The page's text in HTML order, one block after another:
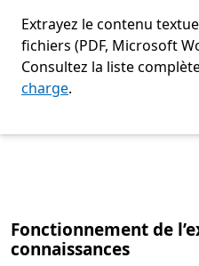
Extrayez le contenu
fichiers (PDF, Microsoft
Consultez la liste
charge.
Fonctionnement de
connaissances